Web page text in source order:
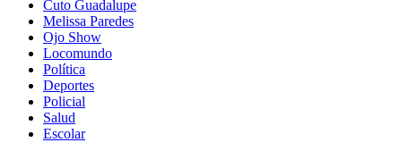
Cuto Guadalupe
Melissa Paredes
Ojo Show
Locomundo
Política
Deportes
Policial
Salud
Escolar